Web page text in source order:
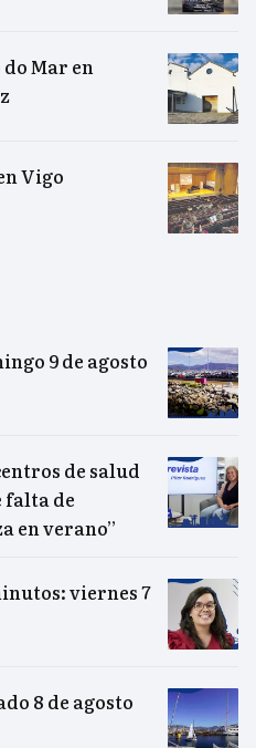
Mar en
Vigo
9 de agosto
de salud
falta de
en verano”
viernes 7
8 de agosto